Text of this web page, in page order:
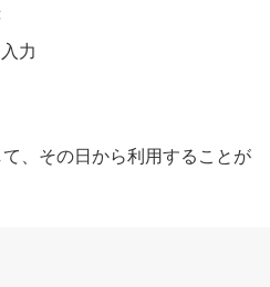
力
、その日から利用することが